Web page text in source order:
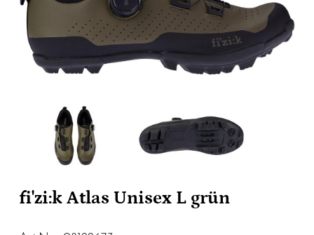
fi'zi:k Atlas Unisex L grün